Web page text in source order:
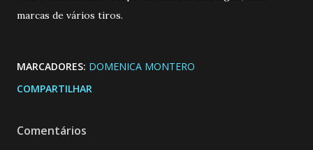
marcas de vários tiros.
MARCADORES: DOMENICA MONTERO
COMPARTILHAR
Comentários